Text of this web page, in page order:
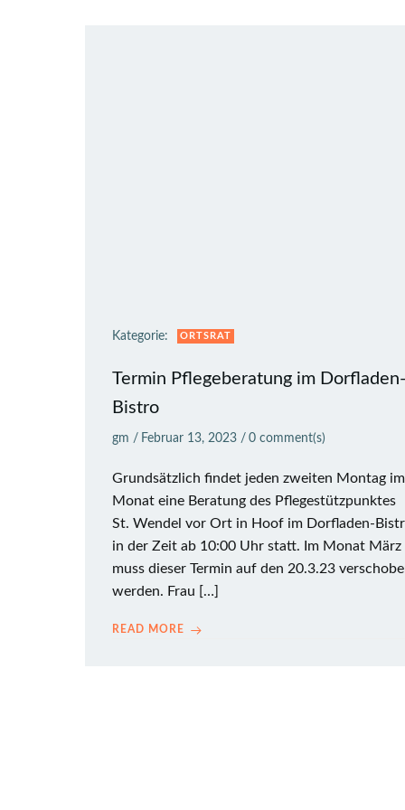
Kategorie: ORTSRAT
Termin Pflegeberatung im Dorfladen-
Bistro
gm / Februar 13, 2023 / 0 comment(s)
Grundsätzlich findet jeden zweiten Montag im
Monat eine Beratung des Pflegestützpunktes
St. Wendel vor Ort in Hoof im Dorfladen-
in der Zeit ab 10:00 Uhr statt. Im Monat März
muss dieser Termin auf den 20.3.23
werden. Frau […]
READ MORE